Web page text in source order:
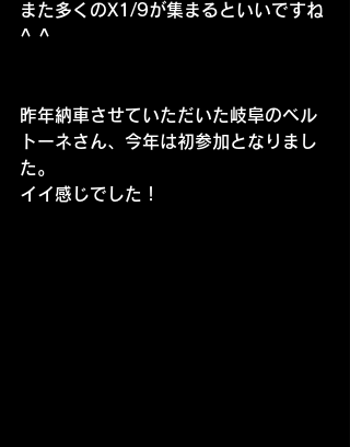
また多くのX1/9が集まるといいですね
^ ^
昨年納車させていただいた岐阜のベル
トーネさん、今年は初参加となりまし
た。
イイ感じでした！